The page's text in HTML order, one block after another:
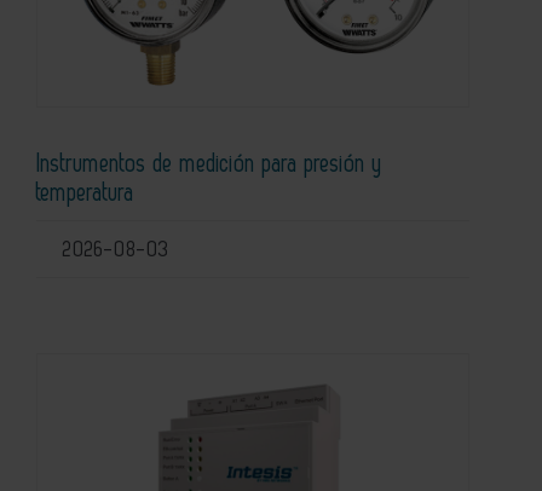
Instrumentos de medición para presión y
temperatura
2026-08-03